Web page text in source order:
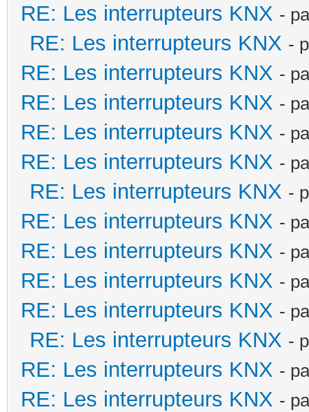
RE: Les interrupteurs KNX -
RE: Les interrupteurs KNX -
RE: Les interrupteurs KNX -
RE: Les interrupteurs KNX -
RE: Les interrupteurs KNX -
RE: Les interrupteurs KNX -
RE: Les interrupteurs KNX -
RE: Les interrupteurs KNX -
RE: Les interrupteurs KNX -
RE: Les interrupteurs KNX -
RE: Les interrupteurs KNX -
RE: Les interrupteurs KNX -
RE: Les interrupteurs KNX -
RE: Les interrupteurs KNX -